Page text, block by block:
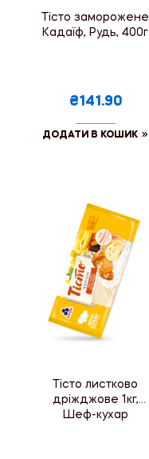
Тісто заморожене
Кадаїф, Рудь, 400г
₴141.90
ДОДАТИ В КОШИК
Тісто листково
дріжджове 1кг,
Шеф-кухар